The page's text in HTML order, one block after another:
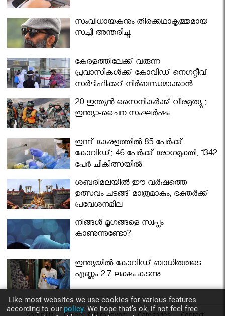
സംവിധായകനും തിരക്കഥാകൃത്തുമായ
സച്ചി അന്തരിച്ചു.
കേരളത്തിലേക്ക് വരുന്ന
പ്രവാസികള്‍ക്ക് കോവിഡ് നെഗറ്റീവ്
സര്‍ട്ടിഫിക്കറ്റ് നിർബന്ധമാക്കാൻ
മന്ത്രിസഭ
20 ഇന്ത്യൻ സൈനികർക്ക് വീരമൃത്യു ;
ഇന്ത്യാ-ചൈന സംഘർഷം
ഇന്ന് കേരളത്തിൽ 85 പേർക്ക്
കോവിഡ്; 46 പേർക്ക് രോഗമുക്തി, 1342
പേർ ചികിത്സയിൽ
ശബരിമലയില്‍ ഈ വർഷത്തെ
ഉത്സവം ചടങ്ങ് മാത്രമാകും; ഭക്തർക്ക്
പ്രവേശനമില്ല
നിങ്ങള്‍ മൃഗങ്ങളെ സ്വപ്നം
കാണുന്നുണ്ടോ?
ഇന്ത്യയിൽ കോവിഡ് ബാധിതരുടെ
എണ്ണം 2.7 ലക്ഷം കടന്നു
Like most websites we use cookies for various features
according to our policy. We hope that’s ok, if not feel free